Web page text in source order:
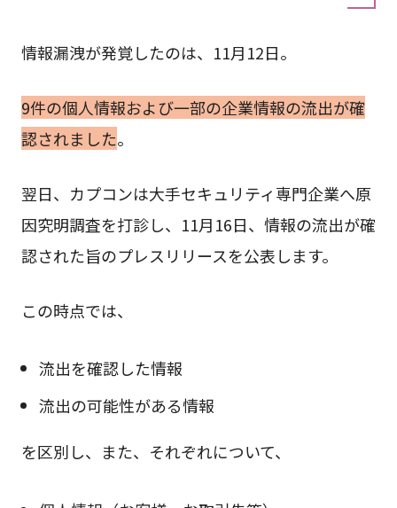
情報漏洩が発覚したのは、11月12日。
9件の個人情報および一部の企業情報の流出が確
認されました。
翌日、カプコンは大手セキュリティ専門企業へ原
因究明調査を打診し、11月16日、情報の流出が確
認された旨のプレスリリースを公表します。
この時点では、
流出を確認した情報
流出の可能性がある情報
を区別し、また、それぞれについて、